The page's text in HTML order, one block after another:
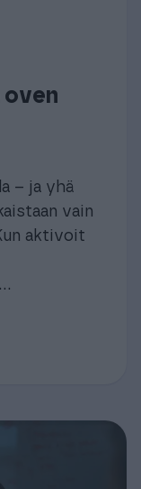
– ja yhä
vain
aktivoit